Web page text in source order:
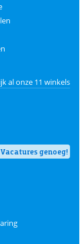
al onze 11 winkels
Vacatures genoeg!